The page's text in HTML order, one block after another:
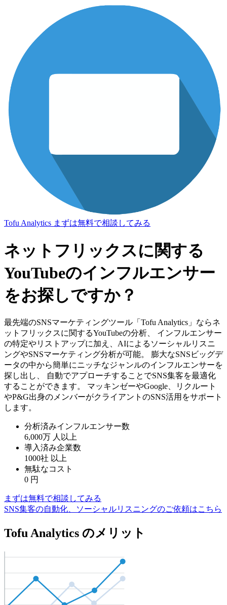
Tofu Analytics まずは無料で相談してみる
ネットフリックスに関する
YouTubeのインフルエンサー
をお探しですか？
最先端のSNSマーケティングツール「Tofu Analytics」ならネ
ットフリックスに関するYouTubeの分析、 インフルエンサー
の特定やリストアップに加え、AIによるソーシャルリスニ
ングやSNSマーケティング分析が可能。 膨大なSNSビッグデ
ータの中から簡単にニッチなジャンルのインフルエンサーを
探し出し、 自動でアプローチすることでSNS集客を最適化
することができます。 マッキンゼーやGoogle、リクルート
やP&G出身のメンバーがクライアントのSNS活用をサポート
します。
分析済みインフルエンサー数
6,000万 人以上
導入済み企業数
1000社 以上
無駄なコスト
0 円
まずは無料で相談してみる
SNS集客の自動化、ソーシャルリスニングのご依頼はこちら
Tofu Analytics のメリット